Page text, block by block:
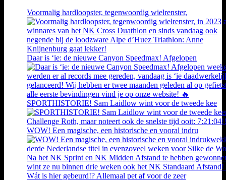
Voormalig hardloopster, tegenwoordig wielrenster,
Daar is ‘ie: de nieuwe Canyon Speedmax! Afgelopen
SPORTHISTORIE! Sam Laidlow wint voor de tweede kee
WOW! Een magische, een historische en vooral indru
Wát is hier gebeurd!? Allemaal pet af voor de zeer